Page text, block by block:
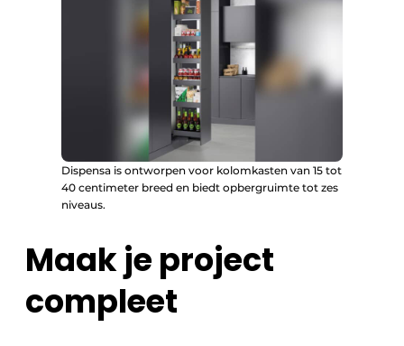
Dispensa is ontworpen voor kolomkasten van 15 tot
40 centimeter breed en biedt opbergruimte tot zes
niveaus.
Maak je project
compleet